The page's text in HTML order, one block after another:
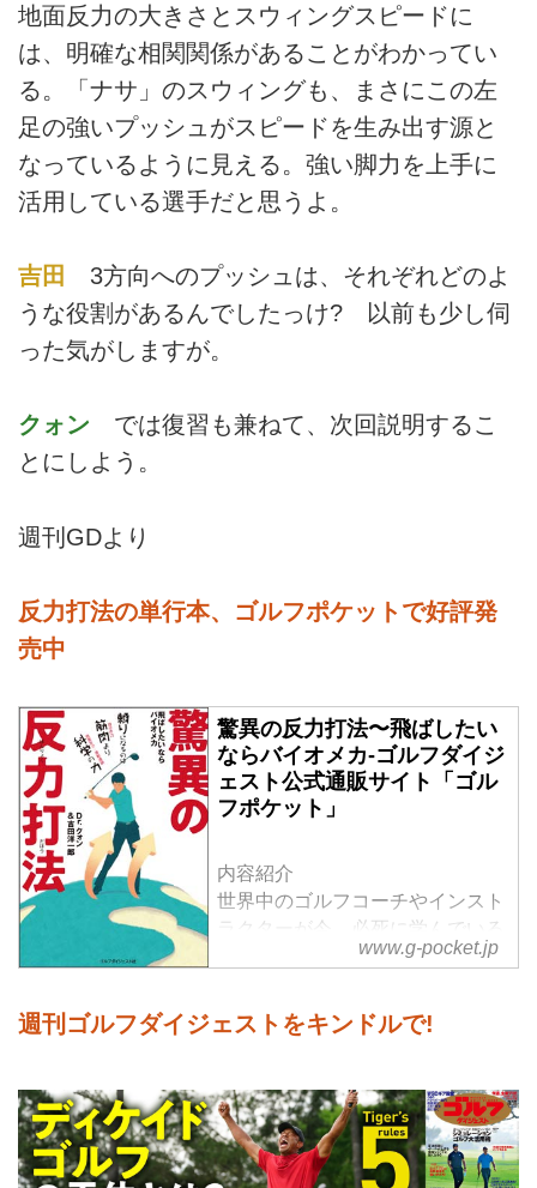
地面反力の大きさとスウィングスピードに
は、明確な相関関係があることがわかってい
る。「ナサ」のスウィングも、まさにこの左
足の強いプッシュがスピードを生み出す源と
なっているように見える。強い脚力を上手に
活用している選手だと思うよ。
吉田
3方向へのプッシュは、それぞれどのよ
うな役割があるんでしたっけ? 以前も少し伺
った気がしますが。
クォン では復習も兼ねて、次回説明するこ
とにしよう。
週刊GDより
反力打法の単行本、ゴルフポケットで好評発
売中
驚異の反力打法〜飛ばしたい
ならバイオメカ-ゴルフダイジ
ェスト公式通販サイト「ゴル
フポケット」
内容紹介
世界中のゴルフコーチやインスト
ラクターが今、必死に学んでいる
スポーツ・バイオメカニクス理
す。
面から返ってくる力「地面反力」
や「重力」を効率よく体の回転に
換えるから小さい力で飛ばすこと
ができる。体の構造に合わせた自
www.g-pocket.jp
週刊ゴルフダイジェストをキンドルで!